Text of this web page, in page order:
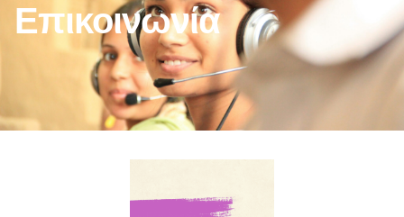
Επικοινωνία